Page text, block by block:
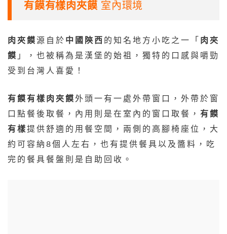
有饃有樣肉夾饃 室內環境
肉夾饃源自於 中國陝西 的知名地方小吃之一「
肉夾
饃 」，也被稱為是漢堡的始祖，獨特的口感與嚼勁
受到台灣人喜愛！
有饃有樣肉夾饃外頭一有一處外帶窗口，外帶於窗
口點餐後取餐，內用則是在室內的窗口取餐， 有饃
有樣提供舒適的用餐空間，兩側的高腳椅座位，大
約可容納8個人左右，也有提供餐具以及醬料，吃
完的餐具餐盤則是自助回收。